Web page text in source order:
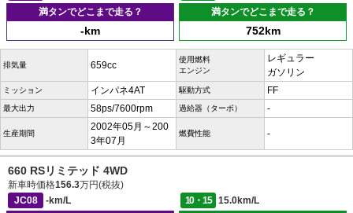
満タンでどこまで走る？
-km
満タンでどこまで走る？
752km
排気量 659cc
使用燃料
エンジン
レギュラー
ガソリン
ミッション インパネ4AT 駆動方式 FF
最大出力 58ps/7600rpm 過給器（ターボ） -
生産期間
2002年05月～200
3年07月
燃費性能 -
660 RSリミテッド 4WD
新車時価格156.3万円(税抜)
JC08
-km/L 10・15
15.0km/L